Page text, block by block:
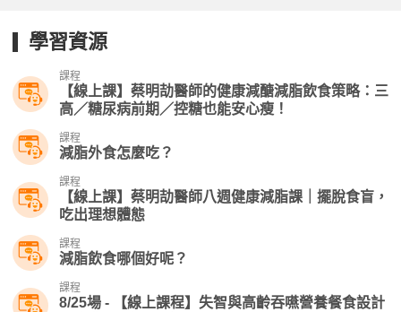
學習資源
課程
【線上課】蔡明劼醫師的健康減醣減脂飲食策略：三
高／糖尿病前期／控糖也能安心瘦！
課程
減脂外食怎麼吃？
課程
【線上課】蔡明劼醫師八週健康減脂課｜擺脫食盲，
吃出理想體態
課程
減脂飲食哪個好呢？
課程
8/25場 - 【線上課程】失智與高齡吞嚥營養餐食設計